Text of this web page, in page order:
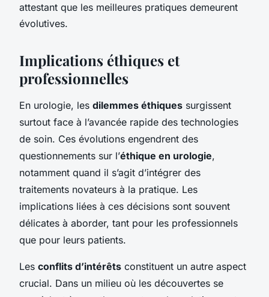
attestant que les meilleures pratiques demeurent
évolutives.
Implications éthiques et
professionnelles
En urologie, les dilemmes éthiques surgissent
surtout face à l’avancée rapide des technologies
de soin. Ces évolutions engendrent des
questionnements sur l’éthique en urologie,
notamment quand il s’agit d’intégrer des
traitements novateurs à la pratique. Les
implications liées à ces décisions sont souvent
délicates à aborder, tant pour les professionnels
que pour leurs patients.
Les conflits d’intérêts constituent un autre aspect
crucial. Dans un milieu où les découvertes se